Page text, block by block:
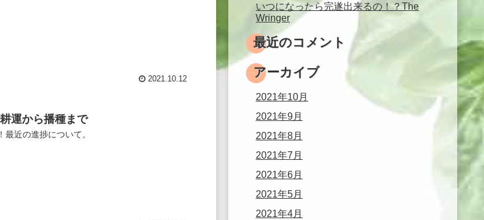
2021.10.12
運から播種まで
近の進捗について。
いつになったら完遂出来るの！？The
Wringer
最近のコメント
アーカイブ
2021年10月
2021年9月
2021年8月
2021年7月
2021年6月
2021年5月
2021年4月